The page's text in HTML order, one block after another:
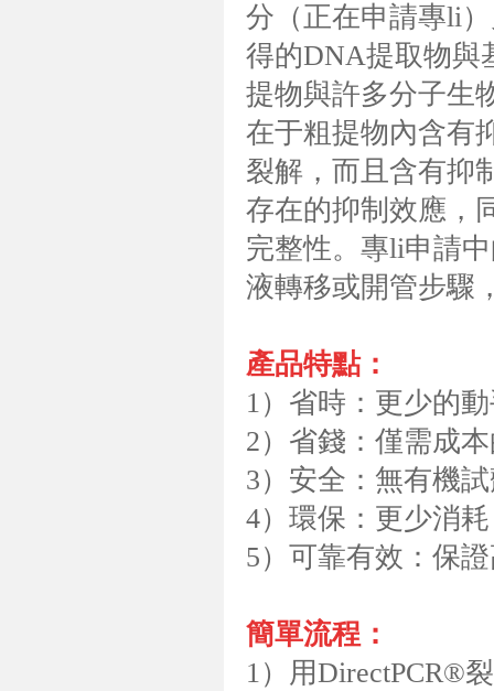
分（正在申請專li）
得的DNA提取物與
提物與許多分子生
在于粗提物內含有
裂解，而且含有抑
存在的抑制效應，
完整性。專li申請
液轉移或開管步驟
產品特點：
1）省時：更少的
2）省錢：僅需成
3）安全：無有機
4）環保：更少消
5）可靠有效：保
簡單流程：
1）用DirectPCR®